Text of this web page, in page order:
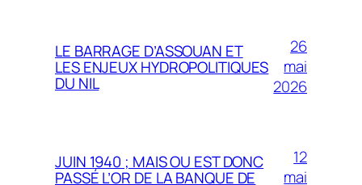
LE BARRAGE D’ASSOUAN ET
LES ENJEUX HYDROPOLITIQUES
DU NIL
26
mai
2026
JUIN 1940 ; MAIS OU EST DONC
PASSÉ L’OR DE LA BANQUE DE
12
mai